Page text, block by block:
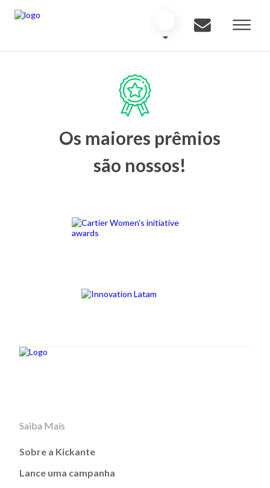
Os maiores prêmios
são nossos!
Saiba Mais
Sobre a Kickante
Lance uma campanha